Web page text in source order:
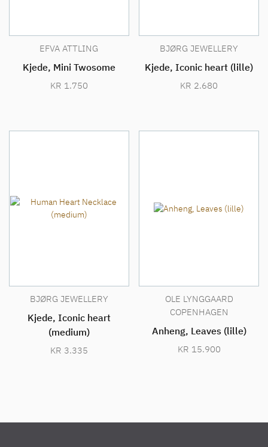
EFVA ATTLING
Kjede, Mini Twosome
KR 1.750
BJØRG JEWELLERY
Kjede, Iconic heart (lille)
KR 2.680
BJØRG JEWELLERY
Kjede, Iconic heart
(medium)
KR 3.335
OLE LYNGGAARD
COPENHAGEN
Anheng, Leaves (lille)
KR 15.900